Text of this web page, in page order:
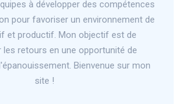
à développer des compétences
pour favoriser un environnement de
et productif. Mon objectif est de
retours en une opportunité de
Bienvenue sur mon
site !